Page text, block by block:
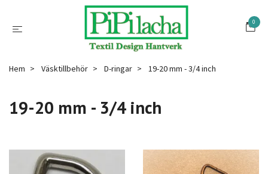
0
Hem Väsktillbehör D-ringar 19-20 mm - 3/4 inch
19-20 mm - 3/4 inch